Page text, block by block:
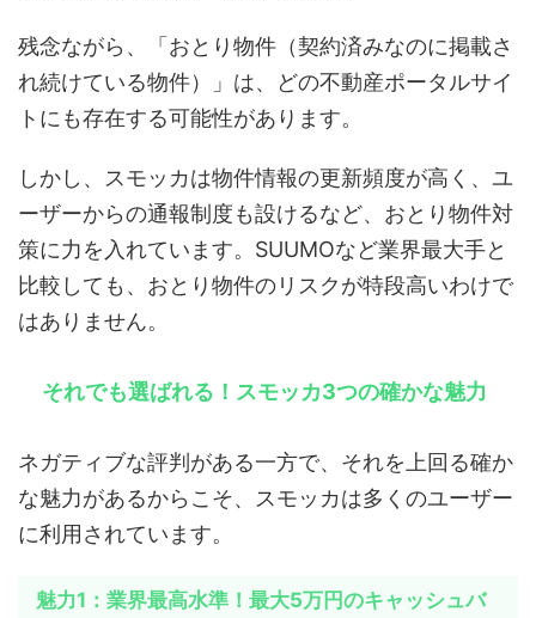
残念ながら、「おとり物件（契約済みなのに掲載さ
れ続けている物件）」は、どの不動産ポータルサイ
トにも存在する可能性があります。
しかし、スモッカは物件情報の更新頻度が高く、ユ
ーザーからの通報制度も設けるなど、おとり物件対
策に力を入れています。SUUMOなど業界最大手と
比較しても、おとり物件のリスクが特段高いわけで
はありません。
それでも選ばれる！スモッカ3つの確かな魅力
ネガティブな評判がある一方で、それを上回る確か
な魅力があるからこそ、スモッカは多くのユーザー
に利用されています。
魅力1：業界最高水準！最大5万円のキャッシュバ